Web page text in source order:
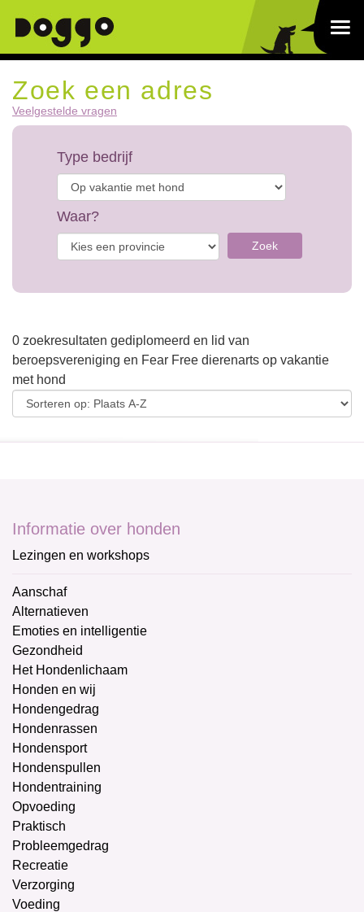
Zoek een adres
Veelgestelde vragen
Type bedrijf
Waar?
Zoek
0 zoekresultaten gediplomeerd en lid van
beroepsvereniging en Fear Free dierenarts op vakantie
met hond
Informatie over honden
Lezingen en workshops
Aanschaf
Alternatieven
Emoties en intelligentie
Gezondheid
Het Hondenlichaam
Honden en wij
Hondengedrag
Hondenrassen
Hondensport
Hondenspullen
Hondentraining
Opvoeding
Praktisch
Probleemgedrag
Recreatie
Verzorging
Voeding